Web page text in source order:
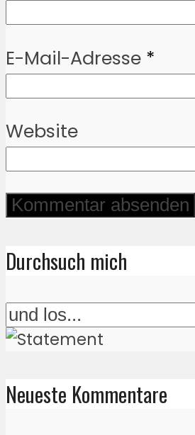
E-Mail-Adresse *
Website
Durchsuch mich
Neueste Kommentare